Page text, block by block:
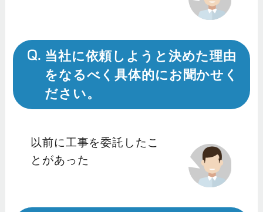
当社に依頼しようと決めた理由
をなるべく具体的にお聞かせく
ださい。
以前に工事を委託したこ
とがあった